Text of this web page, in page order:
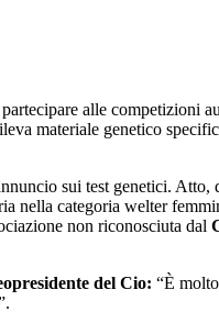
alle competizioni
materiale genetico
sui test genetici.
nella categoria welter
non riconosciuta dal
del Cio: “È